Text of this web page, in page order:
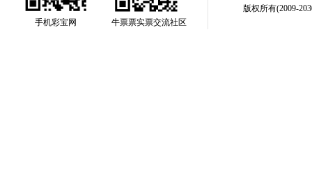
手机彩宝网 牛票票实票交流社区
版权所有(2009-